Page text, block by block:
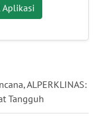
ALPERKLINAS:
Tangguh